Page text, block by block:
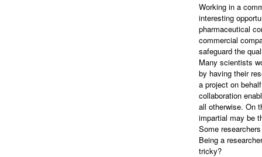
Working in a
interesting
pharmaceutical
commercial
safeguard the
Many scientists
by having their
a project on
collaboration
all otherwise. On
impartial may be
Some
Being a
tricky?